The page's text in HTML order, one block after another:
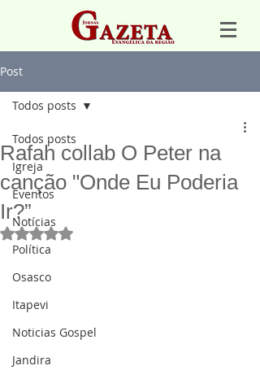
Post
Todos posts
Igreja
Eventos
Notícias
Política
Osasco
Itapevi
Noticias Gospel
Jandira
Todos posts
Rafah collab O Peter na
canção "Onde Eu Poderia
Ir?”
Avaliado com NaN de 5 estrelas.